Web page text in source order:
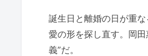
誕生日と離婚の日が重
愛の形を探し直す。岡
義”だ。